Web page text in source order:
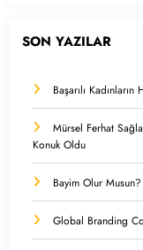
SON YAZILAR
Başarılı
Mürsel Ferhat
Konuk Oldu
Bayim Olur
Global Branding